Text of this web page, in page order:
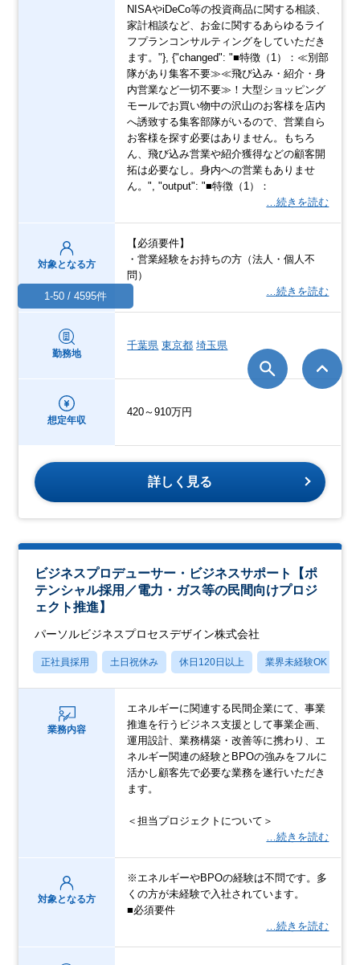
NISAやiDeCo等の投資商品に関する相談、
家計相談など、お金に関するあらゆるライ
フプランコンサルティングをしていただき
ます。"}, {"changed": "■特徴（1）：≪別部
隊があり集客不要≫≪飛び込み・紹介・身
内営業など一切不要≫！大型ショッピング
モールでお買い物中の沢山のお客様を店内
へ誘致する集客部隊がいるので、営業自ら
お客様を探す必要はありません。もちろ
ん、飛び込み営業や紹介獲得などの顧客開
拓は必要なし。身内への営業もありませ
ん。", "output": "■特徴（1）：
…続きを読む
対象となる方
【必須要件】
・営業経験をお持ちの方（法人・個人不
問）
…続きを読む
勤務地
千葉県 東京都 埼玉県
想定年収
420～910万円
詳しく見る
ビジネスプロデューサー・ビジネスサポート【ポ
テンシャル採用／電力・ガス等の民間向けプロジ
ェクト推進】
パーソルビジネスプロセスデザイン株式会社
正社員採用 土日祝休み 休日120日以上 業界未経験OK
業務内容
エネルギーに関連する民間企業にて、事業
推進を行うビジネス支援として事業企画、
運用設計、業務構築・改善等に携わり、エ
ネルギー関連の経験とBPOの強みをフルに
活かし顧客先で必要な業務を遂行いただき
ます。
＜担当プロジェクトについて＞
…続きを読む
対象となる方
※エネルギーやBPOの経験は不問です。多
くの方が未経験で入社されています。
■必須要件
…続きを読む
1-50 / 4595件